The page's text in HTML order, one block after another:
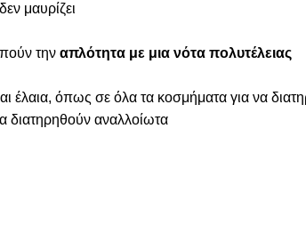
μαυρίζει
την απλότητα με μια νότα πολυτέλειας
έλαια, όπως σε όλα τα κοσμήματα για να
διατηρηθούν αναλλοίωτα